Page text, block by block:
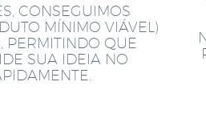
CONSEGUIMOS
MÍNIMO VIÁVEL)
PERMITINDO QUE
SUA IDEIA NO